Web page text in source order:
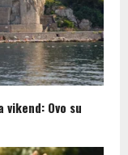
vikend: Ovo su